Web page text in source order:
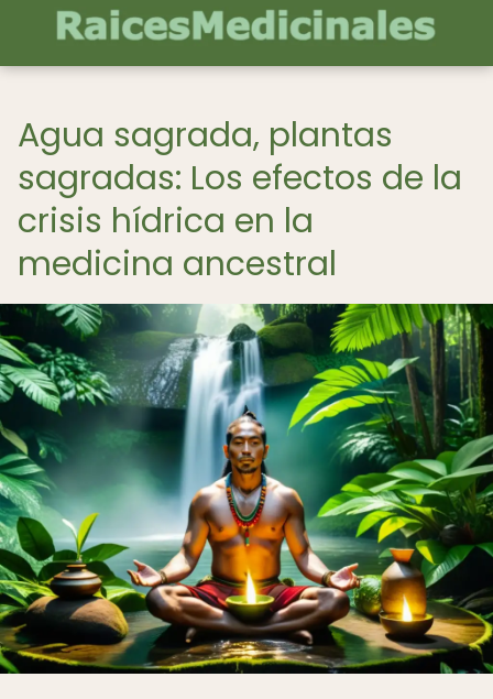
Agua sagrada, plantas
sagradas: Los efectos de la
crisis hídrica en la
medicina ancestral